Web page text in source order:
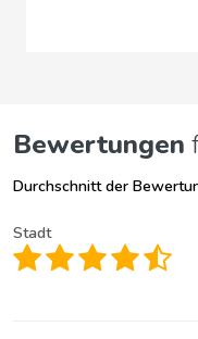
Bewertungen
Durchschnitt der
Stadt